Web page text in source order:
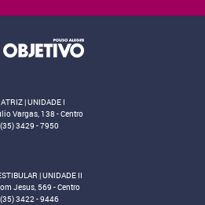
| UNIDADE I
Vargas, 138 - Centro
(35) 3429 - 7950
| UNIDADE II
Jesus, 569 - Centro
(35) 3422 - 9446